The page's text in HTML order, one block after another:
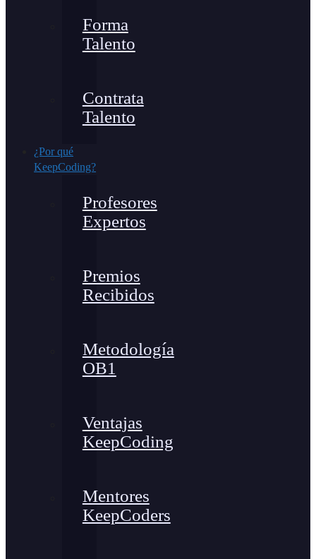
Forma
Talento
Contrata
Talento
¿Por qué
KeepCoding?
Profesores
Expertos
Premios
Recibidos
Metodología
OB1
Ventajas
KeepCoding
Mentores
KeepCoders